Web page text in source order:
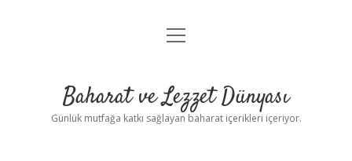
Anasayfa
Yasal Uyarı
menüyü
Baharat ve Lezzet Dünyası
Günlük mutfağa katkı sağlayan baharat içerikleri içeriyor.